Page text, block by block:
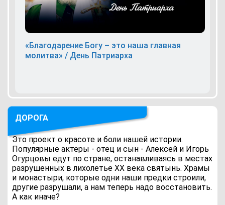
«Благодарение Богу – это наша главная
молитва» / День Патриарха
ДОРОГА
Это проект о красоте и боли нашей истории.
Популярные актеры - отец и сын - Алексей и Игорь
Огурцовы едут по стране, останавливаясь в местах
разрушенных в лихолетье ХХ века святынь. Храмы
и монастыри, которые одни наши предки строили,
другие разрушали, а нам теперь надо восстановить.
А как иначе?